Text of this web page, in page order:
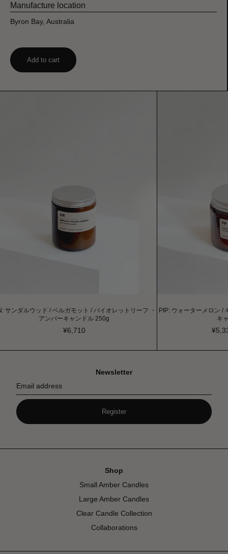
Manufacture location
Byron Bay, Australia
Add to cart
ンダルウッド / ベルガモット / バイオレットリーフ ・
アンバーキャンドル 250g
6,710
PIP: ウォーターメロン / キ
キャ
5,335
Newsletter
Email address
Register
Shop
Small Amber Candles
Large Amber Candles
Clear Candle Collection
Collaborations